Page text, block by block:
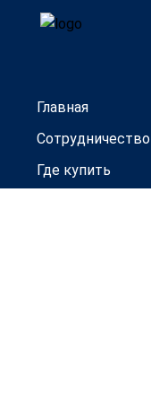
Главная
Сотрудничество
Где купить